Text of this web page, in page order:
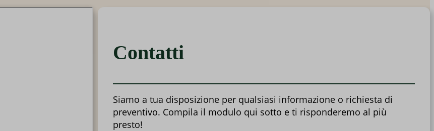
Contatti
Siamo a tua disposizione per qualsiasi informazione o richiesta di
preventivo. Compila il modulo qui sotto e ti risponderemo al più
presto!